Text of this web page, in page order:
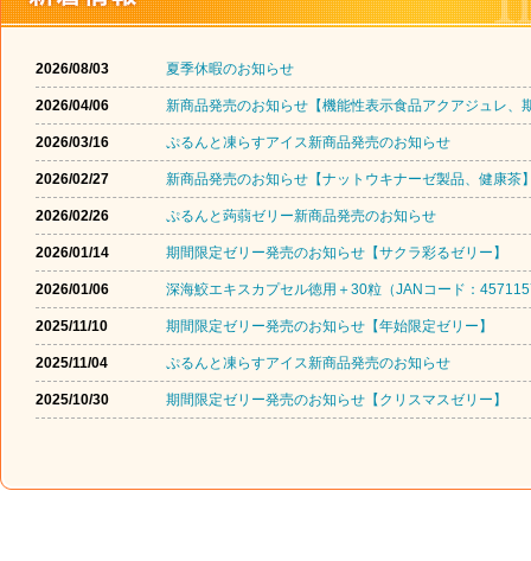
2026/08/03 夏季休暇のお知らせ
2026/04/06 新商品発売のお知らせ【機能性表示食品アクアジュレ、
2026/03/16 ぷるんと凍らすアイス新商品発売のお知らせ
2026/02/27 新商品発売のお知らせ【ナットウキナーゼ製品、健康茶
2026/02/26 ぷるんと蒟蒻ゼリー新商品発売のお知らせ
2026/01/14 期間限定ゼリー発売のお知らせ【サクラ彩るゼリー】
2026/01/06 深海鮫エキスカプセル徳用＋30粒（JANコード：
2025/11/10 期間限定ゼリー発売のお知らせ【年始限定ゼリー】
2025/11/04 ぷるんと凍らすアイス新商品発売のお知らせ
2025/10/30 期間限定ゼリー発売のお知らせ【クリスマスゼリー】